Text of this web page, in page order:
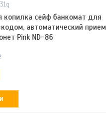
копилка сейф банкомат для
автоматический прием
Pink ND-86